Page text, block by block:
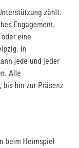
zählt.
Engagement,
eine
In
jede und jeder
Alle
bis hin zur Präsenz
beim Heimspiel